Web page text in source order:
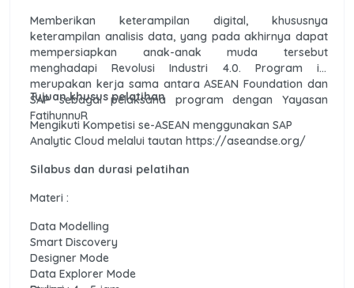
Memberikan keterampilan digital, khususnya
keterampilan analisis data, yang pada akhirnya dapat
mempersiapkan anak-anak muda tersebut
menghadapi Revolusi Industri 4.0. Program ini
merupakan kerja sama antara ASEAN Foundation dan
SAP sebagai pelaksana program dengan Yayasan
FatihunnuR
Tujuan khusus pelatihan
Mengikuti Kompetisi se-ASEAN menggunakan SAP
Analytic Cloud melalui tautan https://aseandse.org/
Silabus dan durasi pelatihan
Materi :
Data Modelling
Smart Discovery
Designer Mode
Data Explorer Mode